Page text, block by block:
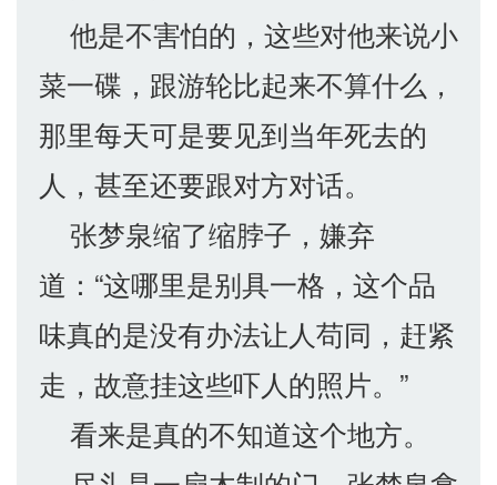
他是不害怕的，这些对他来说小
菜一碟，跟游轮比起来不算什么，
那里每天可是要见到当年死去的
人，甚至还要跟对方对话。
张梦泉缩了缩脖子，嫌弃
道：“这哪里是别具一格，这个品
味真的是没有办法让人苟同，赶紧
走，故意挂这些吓人的照片。”
看来是真的不知道这个地方。